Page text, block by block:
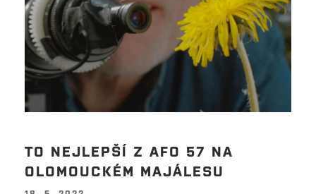
TO NEJLEPŠÍ Z AFO 57 NA
OLOMOUCKÉM MAJÁLESU